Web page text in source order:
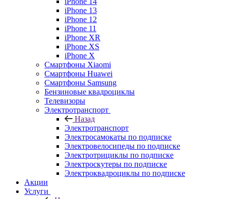
iPhone 13
iPhone 12
iPhone 11
iPhone XR
iPhone XS
iPhone X
Смартфоны Xiaomi
Смартфоны Huawei
Смартфоны Samsung
Бензиновые квадроциклы
Телевизоры
Электротранспорт
Назад
Электротранспорт
Электросамокаты по подписке
Электровелосипеды по подписке
Электротрициклы по подписке
Электроскутеры по подписке
Электроквадроциклы по подписке
Акции
Услуги